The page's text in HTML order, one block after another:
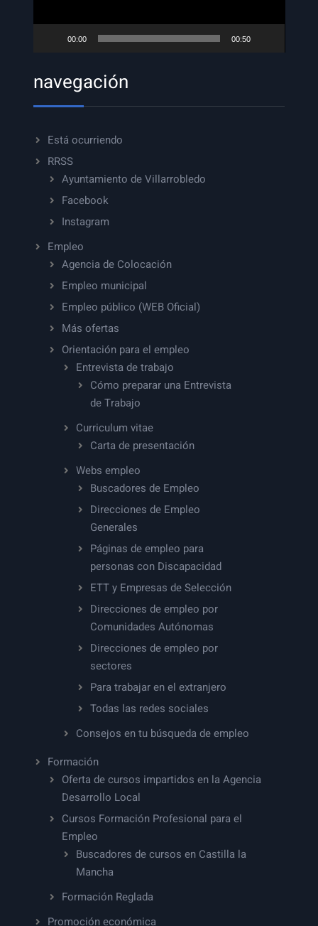
00:00 00:50
navegación
Está ocurriendo
RRSS
Ayuntamiento de Villarrobledo
Facebook
Instagram
Empleo
Agencia de Colocación
Empleo municipal
Empleo público (WEB Oficial)
Más ofertas
Orientación para el empleo
Entrevista de trabajo
Cómo preparar una Entrevista
de Trabajo
Curriculum vitae
Carta de presentación
Webs empleo
Buscadores de Empleo
Direcciones de Empleo
Generales
Páginas de empleo para
personas con Discapacidad
ETT y Empresas de Selección
Direcciones de empleo por
Comunidades Autónomas
Direcciones de empleo por
sectores
Para trabajar en el extranjero
Todas las redes sociales
Consejos en tu búsqueda de empleo
Formación
Oferta de cursos impartidos en la Agencia
Desarrollo Local
Cursos Formación Profesional para el
Empleo
Buscadores de cursos en Castilla la
Mancha
Formación Reglada
Promoción económica